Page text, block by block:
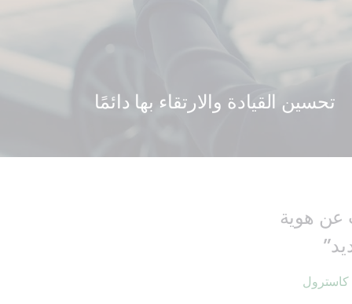
تحسين القيادة والارتقاء بها دائمًا
عن هوية
كاسترول